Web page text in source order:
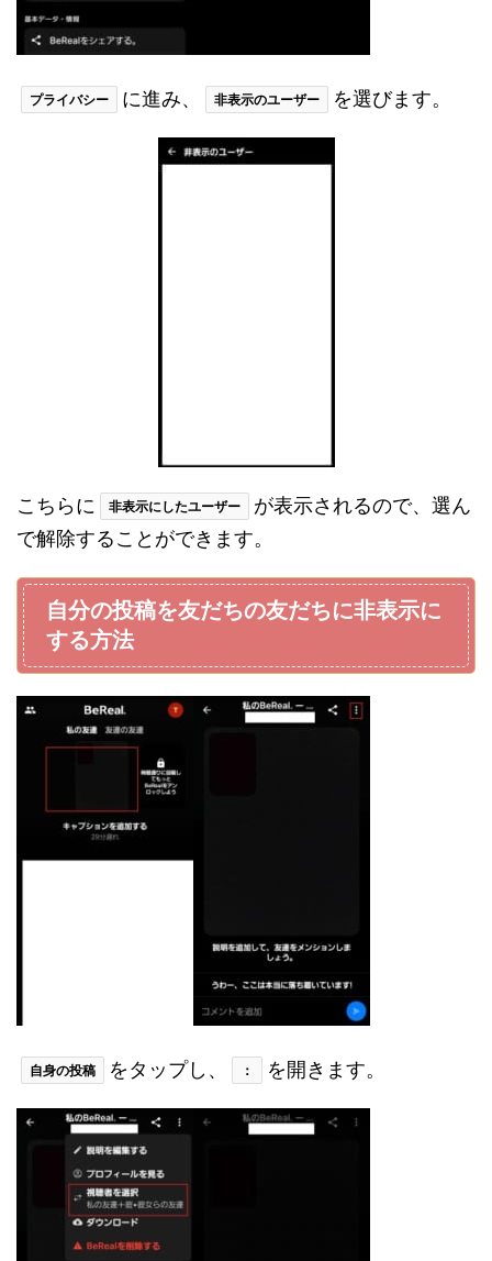
プライバシー に進み、 非表示のユーザー を選びます。
こちらに 非表示にしたユーザー
が表示されるので、選ん
で解除することができます。
自分の投稿を友だちの友だちに非表示に
する方法
自身の投稿 をタップし、 ： を開きます。